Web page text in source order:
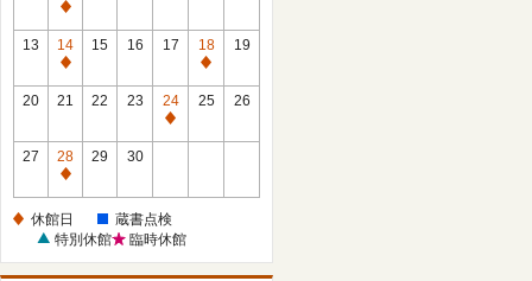
休
館
日
13
14
休
館
15 16 17
18
休
館
19
20 21 22 23
24
休
25 26
27
28
休
日
29 30
休館日
蔵書点検
特別休館
臨時休館